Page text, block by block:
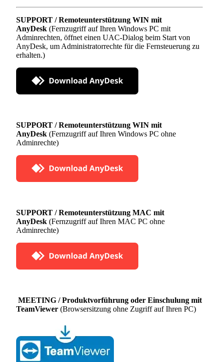
SUPPORT / Remoteunterstützung WIN mit
AnyDesk (Fernzugriff auf Ihren Windows PC mit
Adminrechten, öffnet einen UAC-Dialog beim Start von
AnyDesk, um Administratorrechte für die Fernsteuerung zu
erhalten.)
SUPPORT / Remoteunterstützung WIN mit
AnyDesk (Fernzugriff auf Ihren Windows PC ohne
Adminrechte)
SUPPORT / Remoteunterstützung MAC mit
AnyDesk (Fernzugriff auf Ihren MAC PC ohne
Adminrechte)
MEETING / Produktvorführung oder Einschulung mit
TeamViewer (Browsersitzung ohne Zugriff auf Ihren PC)